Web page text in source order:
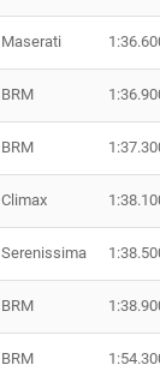
Maserati
BRM
BRM
Climax
Serenissima
BRM
BRM